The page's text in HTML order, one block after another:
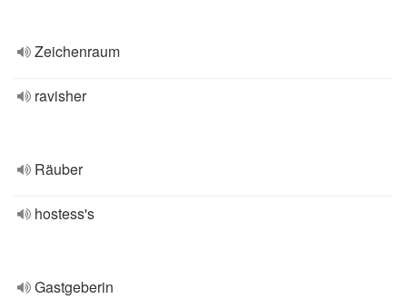
Zeichenraum
ravisher
Räuber
hostess's
Gastgeberin